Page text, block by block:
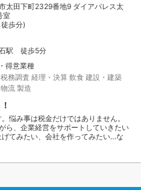
太田下町2329番地9 ダイアパレス太
室
歩分)
駅 徒歩5分
得意業種
税務調査 経理・決算 飲食 建設・建築
流 製造
み事は税金だけではありません。
、企業経営をサポートしていきたい
てみたい、会社を作ってみたい…な